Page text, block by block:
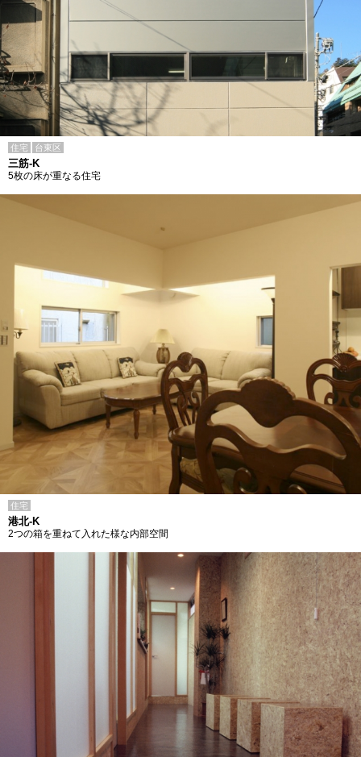
住宅 台東区
三筋-K
5枚の床が重なる住宅
住宅
港北-K
2つの箱を重ねて入れた様な内部空間